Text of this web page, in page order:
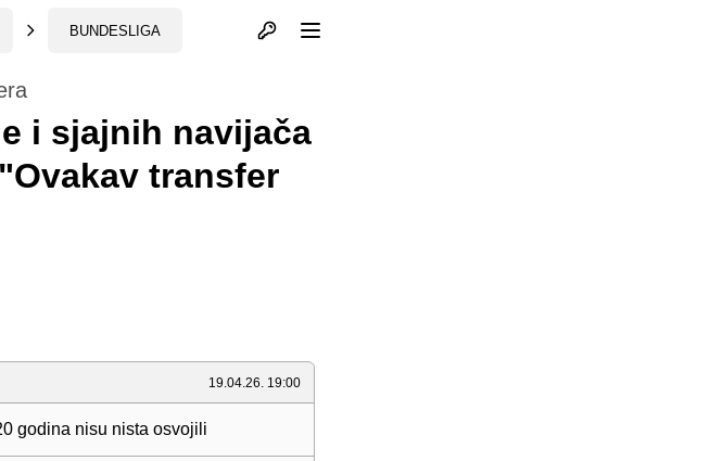
BUNDESLIGA Otvori profil
i sjajnih navijača
transfer
19.04.26. 19:00
godina nisu nista osvojili